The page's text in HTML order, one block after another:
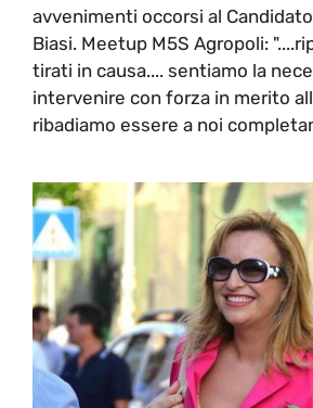
avvenimenti occorsi al
Biasi. Meetup M5S Agropoli:
tirati in causa.... sentiamo la
intervenire con forza in merito
ribadiamo essere a noi